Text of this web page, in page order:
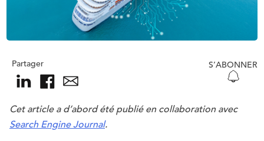
Partager S’ABONNER
Cet article a d’abord été publié en collaboration avec
Search Engine Journal.